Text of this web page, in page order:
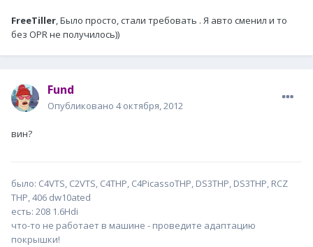
FreeTiller, Было просто, стали требовать . Я авто сменил и то
без OPR не получилось))
Fund
Опубликовано 4 октября, 2012
вин?
было: С4VTS, C2VTS, C4THP, C4PicassoTHP, DS3THP, DS3THP, RCZ
THP, 406 dw10ated
есть: 208 1.6Hdi
что-то не работает в машине - проведите адаптацию
покрышки!